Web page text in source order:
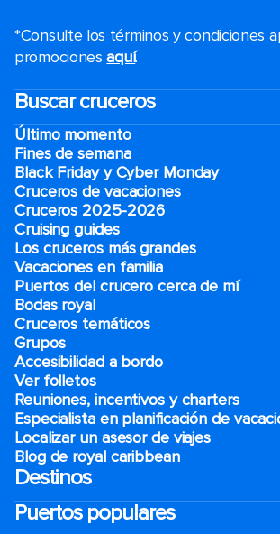
*Consulte los términos y condiciones
promocionesaquí.
Buscar cruceros
Último momento
Fines de semana
Black Friday y Cyber Monday
Cruceros de vacaciones
Cruceros 2025-2026
Cruising guides
Los cruceros más grandes
Vacaciones en familia
Puertos del crucero cerca de mí
Bodas royal
Cruceros temáticos
Grupos
Accesibilidad a bordo
Ver folletos
Reuniones, incentivos y charters​
Especialista en planificación de
Localizar un asesor de viajes
Blog de royal caribbean
Destinos
Puertos populares